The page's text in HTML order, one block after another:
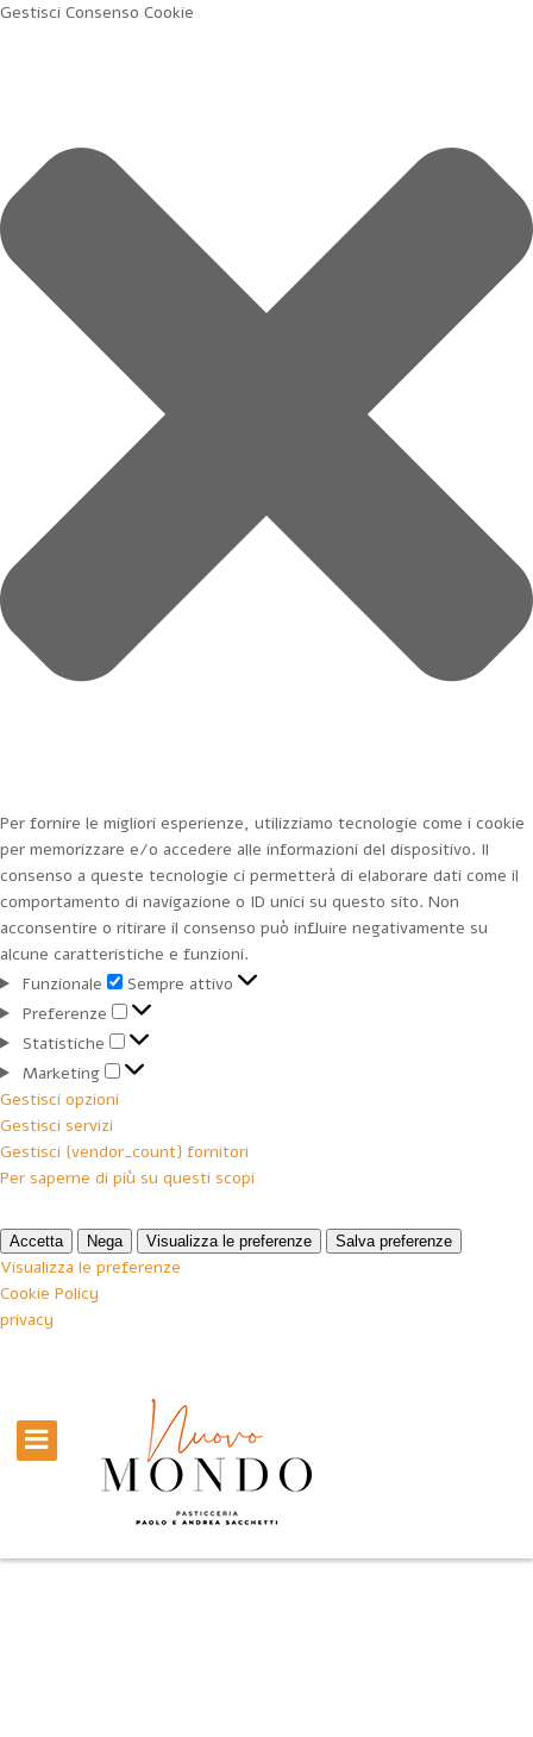
Gestisci Consenso Cookie
Per fornire le migliori esperienze, utilizziamo tecnologie come i cookie
per memorizzare e/o accedere alle informazioni del dispositivo. Il
consenso a queste tecnologie ci permetterà di elaborare dati come il
comportamento di navigazione o ID unici su questo sito. Non
acconsentire o ritirare il consenso può influire negativamente su
alcune caratteristiche e funzioni.
Funzionale
Funzionale
Sempre attivo
Preferenze
Preferenze
Statistiche
Statistiche
Marketing
Marketing
Gestisci opzioni
Gestisci servizi
Gestisci {vendor_count} fornitori
Per saperne di più su questi scopi
Accetta Nega Visualizza le preferenze Salva preferenze
Visualizza le preferenze
Cookie Policy
privacy